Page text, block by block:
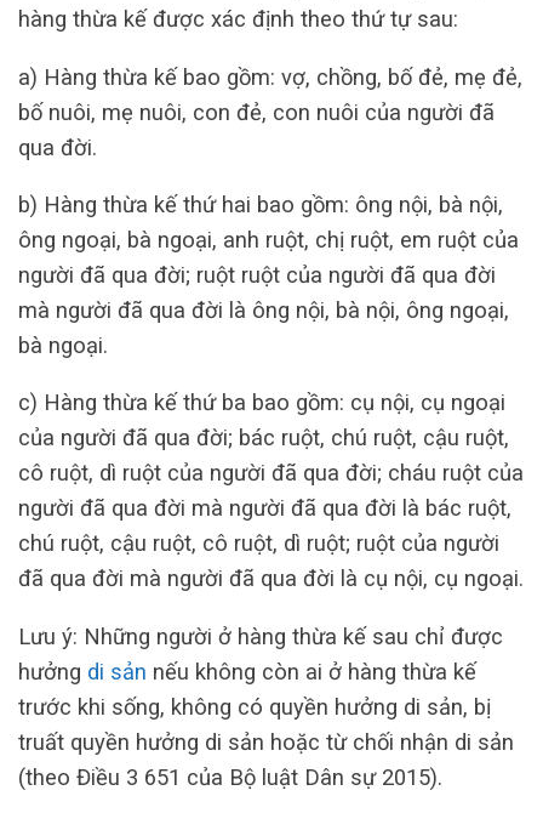
hàng thừa kế được xác định theo thứ tự sau:
a) Hàng thừa kế bao gồm: vợ, chồng, bố đẻ, mẹ đẻ,
bố nuôi, mẹ nuôi, con đẻ, con nuôi của người đã
qua đời.
b) Hàng thừa kế thứ hai bao gồm: ông nội, bà nội,
ông ngoại, bà ngoại, anh ruột, chị ruột, em ruột của
người đã qua đời; ruột ruột của người đã qua đời
mà người đã qua đời là ông nội, bà nội, ông ngoại,
bà ngoại.
c) Hàng thừa kế thứ ba bao gồm: cụ nội, cụ ngoại
của người đã qua đời; bác ruột, chú ruột, cậu ruột,
cô ruột, dì ruột của người đã qua đời; cháu ruột của
người đã qua đời mà người đã qua đời là bác ruột,
chú ruột, cậu ruột, cô ruột, dì ruột; ruột của người
đã qua đời mà người đã qua đời là cụ nội, cụ ngoại.
Lưu ý: Những người ở hàng thừa kế sau chỉ được
hưởng di sản nếu không còn ai ở hàng thừa kế
trước khi sống, không có quyền hưởng di sản, bị
truất quyền hưởng di sản hoặc từ chối nhận di sản
(theo Điều 3 651 của Bộ luật Dân sự 2015).